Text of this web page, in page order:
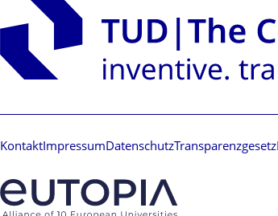
Kontakt Impressum Datenschutz Transparenzgesetz